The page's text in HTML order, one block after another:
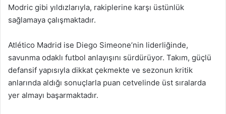
Modric gibi yıldızlarıyla, rakiplerine karşı üstünlük
sağlamaya çalışmaktadır.
Atlético Madrid ise Diego Simeone’nin liderliğinde,
savunma odaklı futbol anlayışını sürdürüyor. Takım, güçlü
defansif yapısıyla dikkat çekmekte ve sezonun kritik
anlarında aldığı sonuçlarla puan cetvelinde üst sıralarda
yer almayı başarmaktadır.